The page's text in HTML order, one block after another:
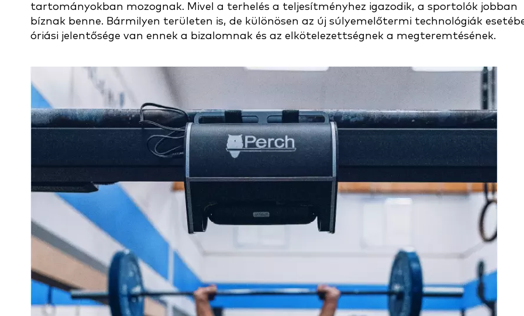
tartományokban mozognak. Mivel a terhelés a teljesítményhez igazodik, a sportolók jobban
bíznak benne. Bármilyen területen is, de különösen az új súlyemelőtermi technológiák
óriási jelentősége van ennek a bizalomnak és az elkötelezettségnek a megteremtésének.